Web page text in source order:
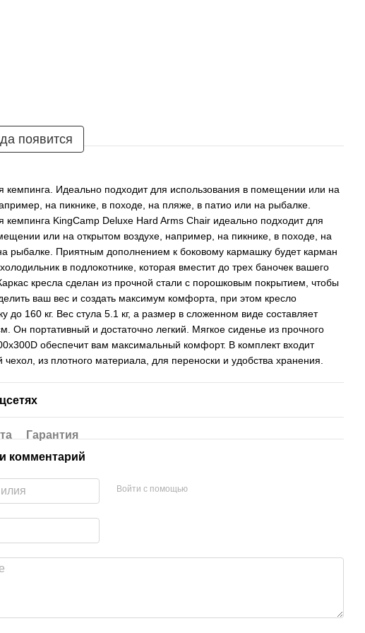
появится
кемпинга. Идеально подходит для использования в помещении или на
на пикнике, в походе, на пляже, в патио или на рыбалке.
кемпинга KingCamp Deluxe Hard Arms Chair идеально подходит для
или на открытом воздухе, например, на пикнике, в походе, на
рыбалке. Приятным дополнением к боковому кармашку будет карман
в подлокотнике, которая вместит до трех баночек вашего
кресла сделан из прочной стали с порошковым покрытием, чтобы
ваш вес и создать максимум комфорта, при этом кресло
до 160 кг. Вес стула 5.1 кг, а размер в сложенном виде составляет
Он портативный и достаточно легкий. Мягкое сиденье из прочного
обеспечит вам максимальный комфорт. В комплект входит
чехол, из плотного материала, для переноски и удобства хранения.
Гарантия
комментарий
Войти с помощью